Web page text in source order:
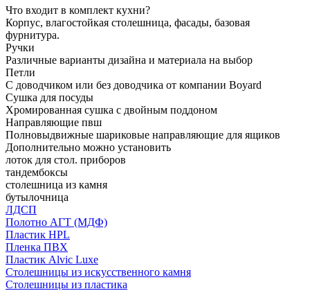
Что входит в комплект кухни?
Корпус, влагостойкая столешница, фасады, базовая
фурнитура.
Ручки
Различные варианты дизайна и материала на выбор
Петли
С доводчиком или без доводчика от компании Boyard
Сушка для посуды
Хромированная сушка с двойным поддоном
Направляющие пвш
Полновыдвижные шариковые направляющие для ящиков
Дополнительно можно установить
лоток для стол. приборов
тандембоксы
столешница из камня
бутылочница
ЛДСП
Полотно АГТ (МДФ)
Пластик HPL
Пленка ПВХ
Пластик Alvic Luxe
Столешницы из искусственного камня
Столешницы из пластика